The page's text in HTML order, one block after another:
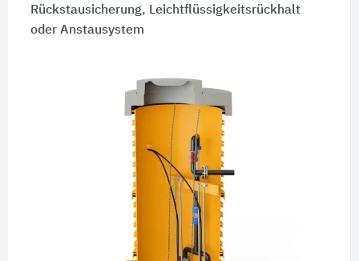
Rückstausicherung, Leichtflüssigkeitsrückhalt
oder Anstausystem